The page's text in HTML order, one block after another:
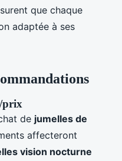
que chaque
adaptée à ses
prix
de jumelles de
affecteront
vision nocturne